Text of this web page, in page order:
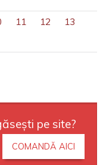
11 12
13
pe site?
COMANDĂ AICI